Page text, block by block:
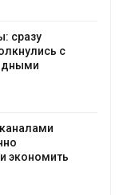
сразу
с
экономить